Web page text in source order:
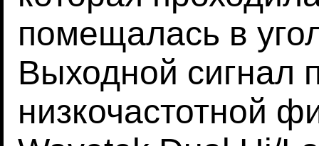
помещалась в
Выходной сигнал
низкочастотной